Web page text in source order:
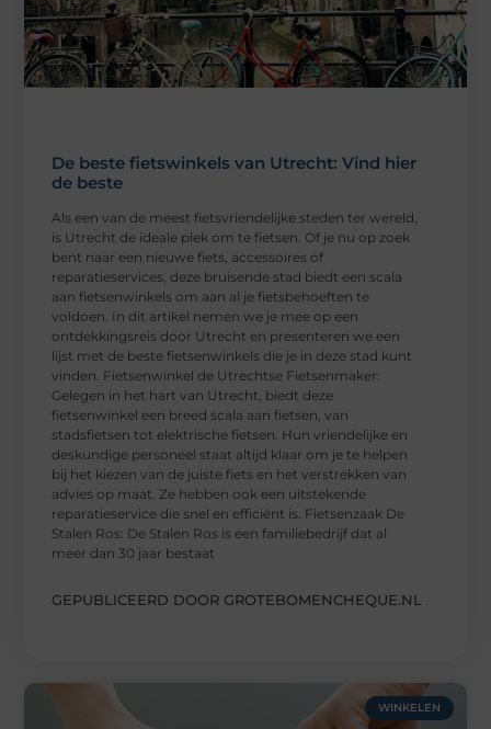
De beste fietswinkels van Utrecht: Vind hier
de beste
Als een van de meest fietsvriendelijke steden ter wereld,
is Utrecht de ideale plek om te fietsen. Of je nu op zoek
bent naar een nieuwe fiets, accessoires of
reparatieservices, deze bruisende stad biedt een scala
aan fietsenwinkels om aan al je fietsbehoeften te
voldoen. In dit artikel nemen we je mee op een
ontdekkingsreis door Utrecht en presenteren we een
lijst met de beste fietsenwinkels die je in deze stad kunt
vinden. Fietsenwinkel de Utrechtse Fietsenmaker:
Gelegen in het hart van Utrecht, biedt deze
fietsenwinkel een breed scala aan fietsen, van
stadsfietsen tot elektrische fietsen. Hun vriendelijke en
deskundige personeel staat altijd klaar om je te helpen
bij het kiezen van de juiste fiets en het verstrekken van
advies op maat. Ze hebben ook een uitstekende
reparatieservice die snel en efficiënt is. Fietsenzaak De
Stalen Ros: De Stalen Ros is een familiebedrijf dat al
meer dan 30 jaar bestaat
GEPUBLICEERD DOOR GROTEBOMENCHEQUE.NL
WINKELEN